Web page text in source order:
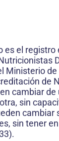
es el registro
Ministerio
de
cambiar de
sin
cambiar
sin tener